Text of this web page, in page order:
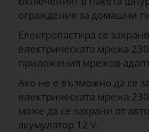
ограждения за домашни
Електропастира се
електрическата мрежа
приложения мрежов
Ако не е възможно да се
електрическата мрежа
може да се захрани от
акумулатор 12 V.